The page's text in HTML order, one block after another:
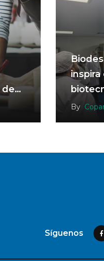
de
inspira
By
Síguenos